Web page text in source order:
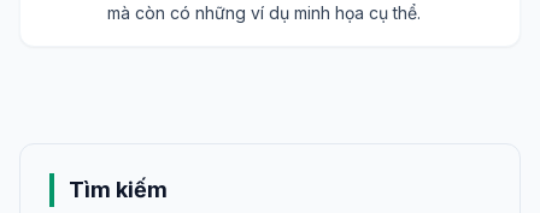
mà còn có những ví dụ minh họa cụ thể.
Tìm kiếm